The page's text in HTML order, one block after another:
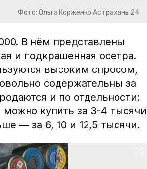
Фото: Ольга Корженко Астрахань 24
В нём представлены
и подкрашенная осетра.
высоким спросом,
содержательны за
и по отдельности:
купить за 3-4 тысячи
— за 6, 10 и 12,5 тысячи.